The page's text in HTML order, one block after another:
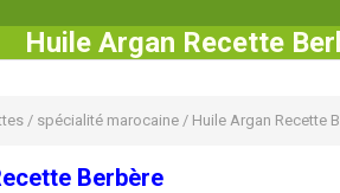
Huile Argan Recette
/ spécialité marocaine/ Huile Argan Recette
Berbère